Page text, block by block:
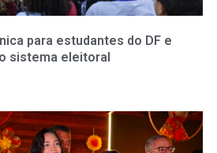
para estudantes do DF e
sistema eleitoral